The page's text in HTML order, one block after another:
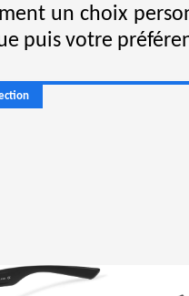
un choix
puis votre